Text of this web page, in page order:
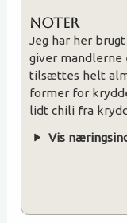
Noter
Jeg har her
giver mandlerne
tilsættes helt
former for
lidt chili fra
Vis